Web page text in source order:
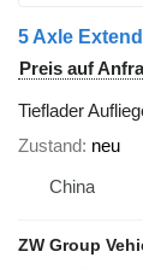
5 Axle
Preis auf
Tieflader
Zustand neu
China
ZW Group